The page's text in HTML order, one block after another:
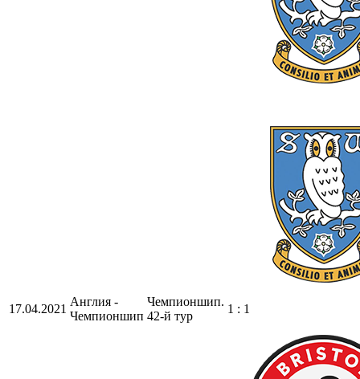
17.04.2021
Англия -
Чемпионшип
Чемпионшип.
42-й тур
1 : 1